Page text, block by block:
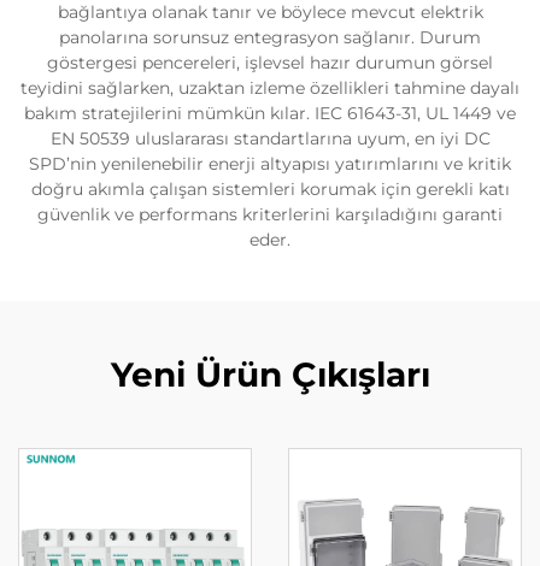
bağlantıya olanak tanır ve böylece mevcut elektrik
panolarına sorunsuz entegrasyon sağlanır. Durum
göstergesi pencereleri, işlevsel hazır durumun görsel
teyidini sağlarken, uzaktan izleme özellikleri tahmine dayalı
bakım stratejilerini mümkün kılar. IEC 61643-31, UL 1449 ve
EN 50539 uluslararası standartlarına uyum, en iyi DC
SPD’nin yenilenebilir enerji altyapısı yatırımlarını ve kritik
doğru akımla çalışan sistemleri korumak için gerekli katı
güvenlik ve performans kriterlerini karşıladığını garanti
eder.
Yeni Ürün Çıkışları